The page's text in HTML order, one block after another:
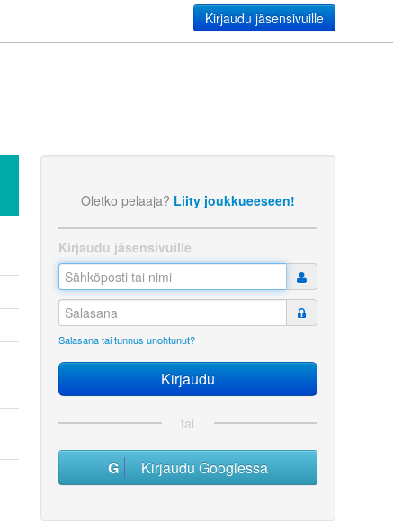
Kirjaudu jäsensivuille
Oletko pelaaja? Liity joukkueeseen!
Kirjaudu jäsensivuille
Salasana tai tunnus unohtunut?
tai
Kirjaudu Googlessa